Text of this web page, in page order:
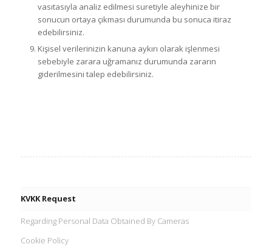
vasıtasıyla analiz edilmesi suretiyle aleyhinize bir
sonucun ortaya çıkması durumunda bu sonuca itiraz
edebilirsiniz.
Kişisel verilerinizin kanuna aykırı olarak işlenmesi
sebebiyle zarara uğramanız durumunda zararın
giderilmesini talep edebilirsiniz.
KVKK Request
Regarding Personal Data Obtained By Cameras
Cookie Policy